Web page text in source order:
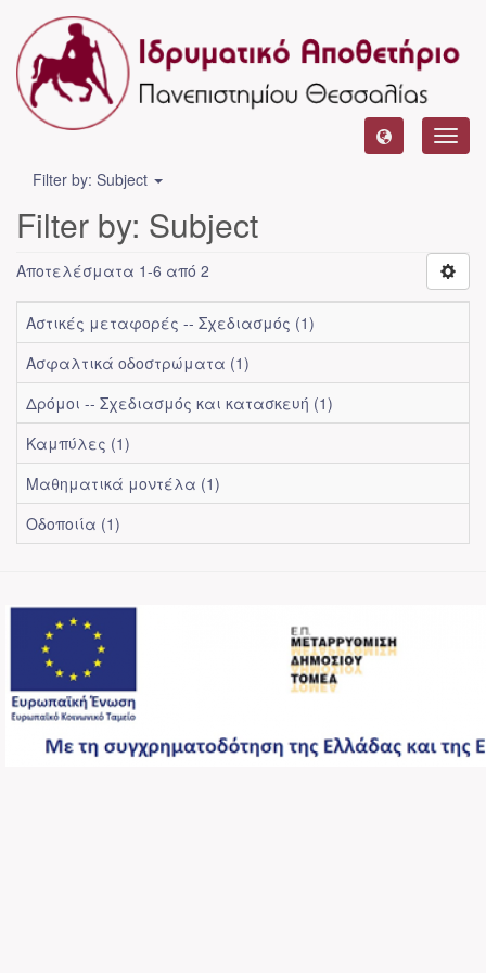
Filter by: Subject
Filter by: Subject
Αποτελέσματα 1-6 από 2
Αστικές μεταφορές -- Σχεδιασμός (1)
Ασφαλτικά οδοστρώματα (1)
Δρόμοι -- Σχεδιασμός και κατασκευή (1)
Καμπύλες (1)
Μαθηματικά μοντέλα (1)
Οδοποιία (1)